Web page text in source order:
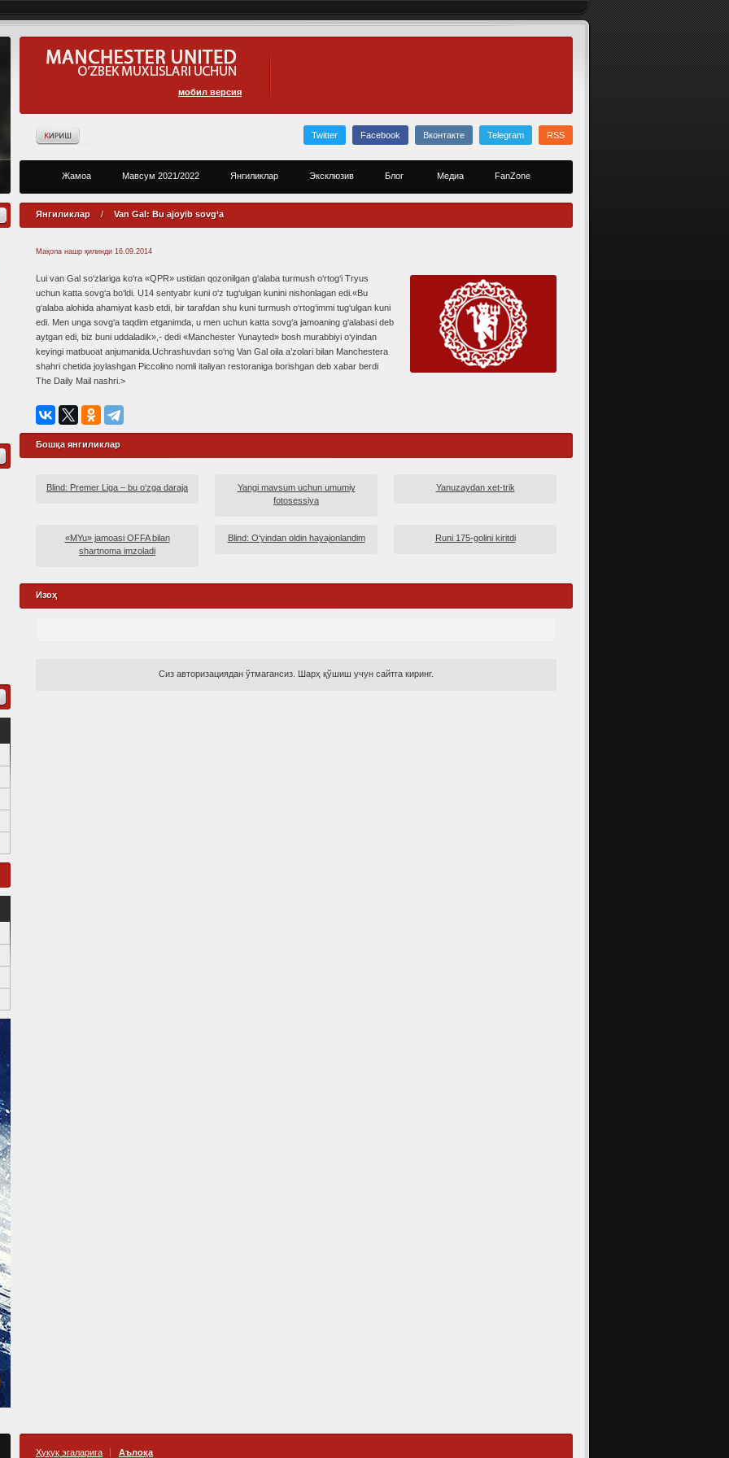
мобил версия
Twitter Facebook Вконтакте Telegram RSS
Жамоа Мавсум 2021/2022 Янгиликлар Эксклюзив Блог Медиа FanZone
Янгиликлар / Van Gal: Bu ajoyib sovg‘a
Мақола нашр қилинди 16.09.2014
Lui van Gal so‘zlariga ko‘ra «QPR» ustidan qozonilgan g‘alaba turmush o‘rtog‘i Tryus
uchun katta sovg‘a bo‘ldi. U14 sentyabr kuni o‘z tug‘ulgan kunini nishonlagan edi.«Bu
g‘alaba alohida ahamiyat kasb etdi, bir tarafdan shu kuni turmush o‘rtog‘immi tug‘ulgan kuni
edi. Men unga sovg‘a taqdim etganimda, u men uchun katta sovg‘a jamoaning g‘alabasi deb
aytgan edi, biz buni uddaladik»,- dedi «Manchester Yunayted» bosh murabbiyi o‘yindan
keyingi matbuoat anjumanida.Uchrashuvdan so‘ng Van Gal oila a’zolari bilan Manchestera
shahri chetida joylashgan Piccolino nomli italiyan restoraniga borishgan deb xabar berdi
The Daily Mail nashri.>
Бошқа янгиликлар
Blind: Premer Liga – bu o‘zga daraja
Yangi mavsum uchun umumiy
fotosessiya
Yanuzaydan xet-trik
«MYu» jamoasi OFFA bilan
shartnoma imzoladi
Blind: O‘yindan oldin hayajonlandim Runi 175-golini kiritdi
Изоҳ
Сиз авторизациядан ўтмагансиз. Шарҳ қўшиш учун сайтга киринг.
Ҳуқуқ эгаларига Аълоқа